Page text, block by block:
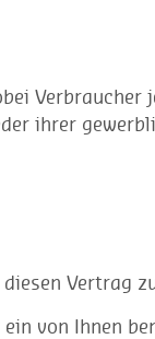
Verbraucher
ihrer
Vertrag
von Ihnen